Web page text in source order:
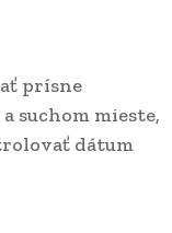
prísne
suchom mieste,
dátum